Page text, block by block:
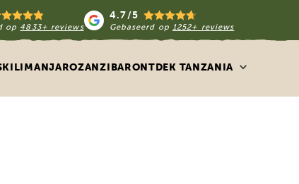
op 4833+ reviews
4.7/5
Gebaseerd op 1252+ reviews
KILIMANJAROZANZIBARONTDEK TANZANIA